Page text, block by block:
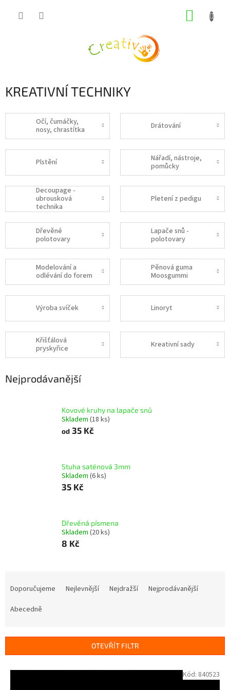
KREATIVNÍ TECHNIKY
Očí, čumáčky,
nosy, chrastítka
Drátování
Plstění
Nářadí, nástroje,
pomůcky
Decoupage -
ubrousková
technika
Pletení z pedigu
Dřevěné
polotovary
Lapače snů -
polotovary
Modelování a
odlévání do forem
Pěnová guma
Moosgummi
Výroba svíček Linoryt
Křišťálová
pryskyřice
Kreativní sady
Nejprodávanější
Kovové kruhy na lapače snů
Skladem (18 ks)
od 35 Kč
Stuha saténová 3mm
Skladem (6 ks)
35 Kč
Dřevěná písmena
Skladem (20 ks)
8 Kč
r
Doporučujeme Nejlevnější Nejdražší
Nejprodávanější
Abecedně
OTEVŘÍT FILTR
V
Kód: 840523